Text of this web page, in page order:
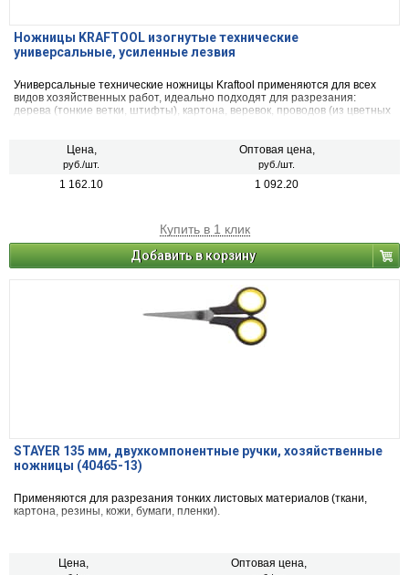
Ножницы KRAFTOOL изогнутые технические
универсальные, усиленные лезвия
Универсальные технические ножницы Kraftool применяются для всех
видов хозяйственных работ, идеально подходят для разрезания:
дерева (тонкие ветки, штифты), картона, веревок, проводов (из цветных
Цена,
руб./шт.
Оптовая цена,
руб./шт.
1 162.10 1 092.20
Купить в 1 клик
Добавить в корзину
STAYER 135 мм, двухкомпонентные ручки, хозяйственные
ножницы (40465-13)
Применяются для разрезания тонких листовых материалов (ткани,
картона, резины, кожи, бумаги, пленки).
Цена, Оптовая цена,